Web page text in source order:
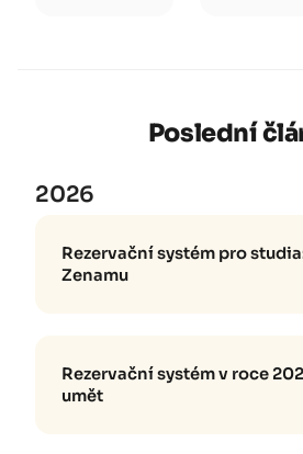
Poslední
2026
Rezervační systém pro
Zenamu
Rezervační systém v roce
umět